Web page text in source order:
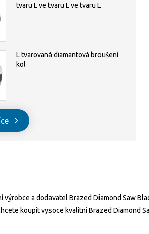
tvaru L ve tvaru L ve tvaru L
L tvarovaná diamantová broušení
kol
výrobce a dodavatel Brazed Diamond Saw
koupit vysoce kvalitní Brazed Diamond